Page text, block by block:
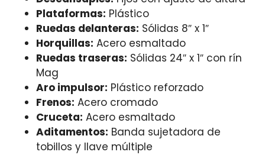
Plataformas: Plástico
Ruedas delanteras: Sólidas 8″ x 1″
Horquillas: Acero esmaltado
Ruedas traseras: Sólidas 24″ x 1″ con rín
Mag
Aro impulsor: Plástico reforzado
Frenos: Acero cromado
Cruceta: Acero esmaltado
Aditamentos: Banda sujetadora de
tobillos y llave múltiple